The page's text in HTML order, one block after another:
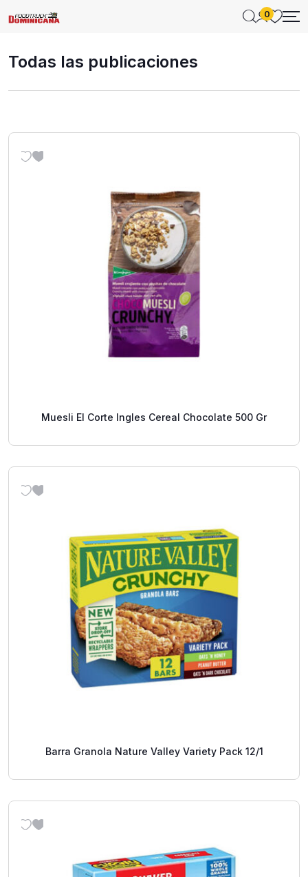
0
Todas las publicaciones
Muesli El Corte Ingles Cereal Chocolate 500 Gr
Barra Granola Nature Valley Variety Pack 12/1